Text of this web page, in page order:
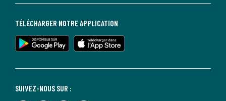
SUIVEZ-NOUS SUR :
TÉLÉCHARGER NOTRE APPLICATION